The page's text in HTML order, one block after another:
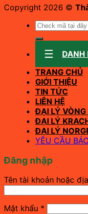
Copyright 2026 ©
Tìm
kiếm:
DANH
TRANG CHỦ
GIỚI THIỆU
TIN TỨC
LIÊN HỆ
ĐẠI LÝ VÒNG
ĐẠI LÝ
ĐẠI LÝ
YÊU CẦU
Đăng nhập
Tên tài khoản hoặc
Mật khẩu *